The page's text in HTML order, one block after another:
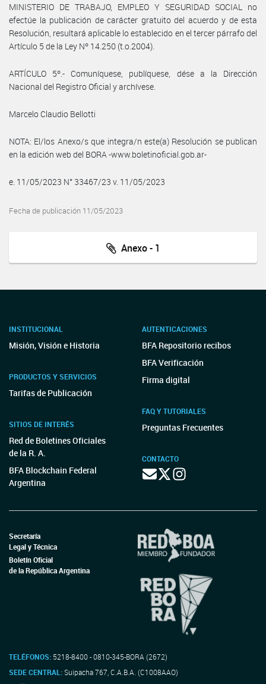
MINISTERIO DE TRABAJO, EMPLEO Y SEGURIDAD SOCIAL no
efectúe la publicación de carácter gratuito del acuerdo y de esta
Resolución, resultará aplicable lo establecido en el tercer párrafo del
Artículo 5 de la Ley Nº 14.250 (t.o.2004).
ARTÍCULO 5º.- Comuníquese, publíquese, dése a la Dirección
Nacional del Registro Oficial y archívese.
Marcelo Claudio Bellotti
NOTA: El/los Anexo/s que integra/n este(a) Resolución se publican
en la edición web del BORA -www.boletinoficial.gob.ar-
e. 11/05/2023 N° 33467/23 v. 11/05/2023
Fecha de publicación 11/05/2023
Anexo - 1
INSTITUCIONAL
Misión, Visión e Historia
PRODUCTOS Y SERVICIOS
Tarifas de Publicación
SITIOS DE INTERÉS
Red de Boletines Oficiales
de la R. A.
BFA Blockchain Federal
Argentina
AUTENTICACIONES
BFA Repositorio recibos
BFA Verificación
Firma digital
FAQ Y TUTORIALES
Preguntas Frecuentes
CONTACTO
Secretaría
Legal y Técnica
Boletín Oficial
de la República Argentina
TELÉFONOS: 5218-8400 - 0810-345-BORA (2672)
SEDE CENTRAL:Suipacha 767, C.A.B.A. (C1008AAO)